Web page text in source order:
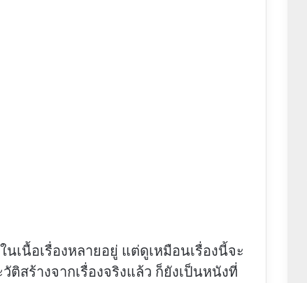
นื้อเรื่องหลายอยู่ แต่ดูเหมือนเรื่องนี้จะ
สร้างจากเรื่องจริงแล้ว ก็ยังเป็นหนังที่